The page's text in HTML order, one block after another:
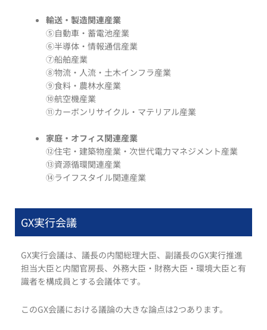
輸送・製造関連産業
⑤自動車・蓄電池産業
⑥半導体・情報通信産業
⑦船舶産業
⑧物流・人流・土木インフラ産業
⑨食料・農林水産業
⑩航空機産業
⑪カーボンリサイクル・マテリアル産業
家庭・オフィス関連産業
⑫住宅・建築物産業・次世代電力マネジメント産業
⑬資源循環関連産業
⑭ライフスタイル関連産業
GX実行会議
GX実行会議は、議長の内閣総理大臣、副議長のGX実行推進
担当大臣と内閣官房長、外務大臣・財務大臣・環境大臣と有
識者を構成員とする会議体です。
このGX会議における議論の大きな論点は2つあります。